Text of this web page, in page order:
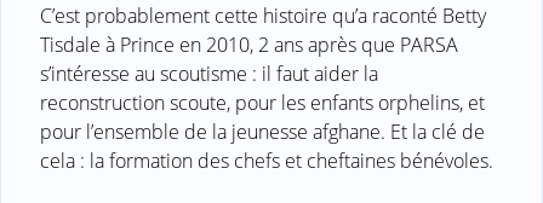
C’est probablement cette histoire qu’a raconté Betty
Tisdale à Prince en 2010, 2 ans après que PARSA
s’intéresse au scoutisme : il faut aider la
reconstruction scoute, pour les enfants orphelins, et
pour l’ensemble de la jeunesse afghane. Et la clé de
cela : la formation des chefs et cheftaines bénévoles.